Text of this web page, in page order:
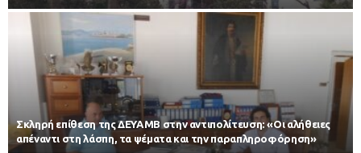
Σκληρή επίθεση της ΔΕΥΑΜΒ στην αντιπολίτευση: «Οι αλήθειες
απέναντι στη λάσπη, τα ψέματα και την παραπληροφόρηση»